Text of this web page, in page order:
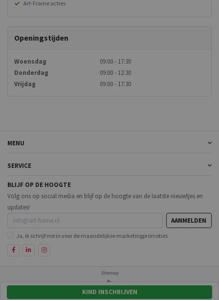
Art-Frame acties
Openingstijden
Woensdag
09:00 - 17:30
Donderdag
09:00 - 12:30
Vrijdag
09:00 - 17:30
KIND INSCHRIJVEN
MENU
SERVICE
BLIJF OP DE HOOGTE
Volg ons op social media en blijf op de hoogte van de laatste nieuwtjes en
updates!
AANMELDEN
Ja, ik schrijf me in voor de maandelijkse marketingpromoties
Sitemap